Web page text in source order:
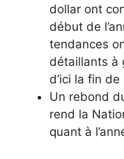
dollar ont
début de
tendances
détaillants à
d’ici la fin
Un rebond
rend la
quant à